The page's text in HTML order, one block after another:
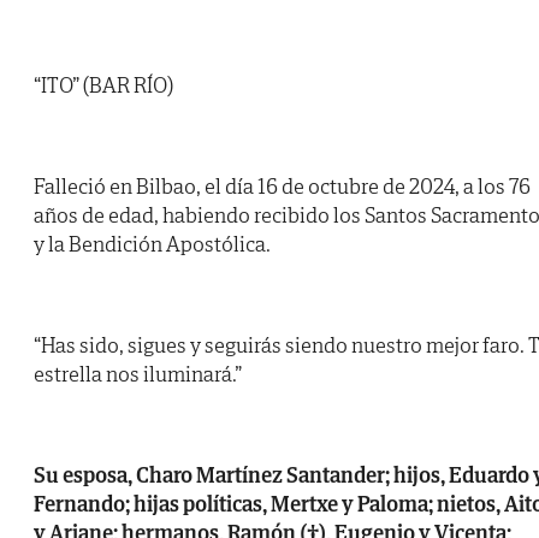
“ITO” (BAR RÍO)
Falleció en Bilbao, el día 16 de octubre de 2024, a los 76
años de edad, habiendo recibido los Santos
y la Bendición Apostólica.
“Has sido, sigues y seguirás siendo nuestro mejor faro.
estrella nos iluminará.”
Su esposa, Charo Martínez Santander; hijos, Eduardo
Fernando; hijas políticas, Mertxe y Paloma; nietos,